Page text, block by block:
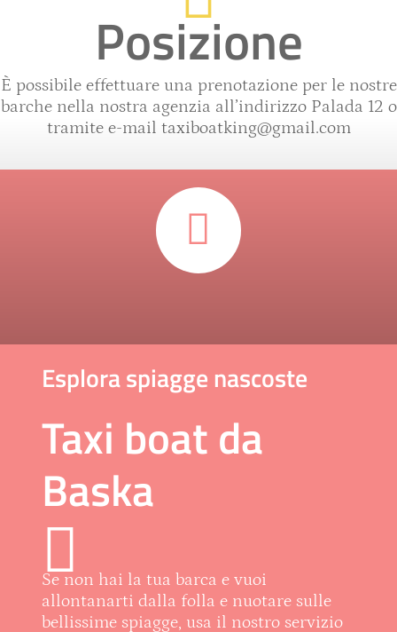
Posizione
È possibile effettuare una prenotazione per le nostre
barche nella nostra agenzia all’indirizzo Palada 12 o
tramite e-mail taxiboatking@gmail.com
Esplora spiagge nascoste
Taxi boat da
Baska
Se non hai la tua barca e vuoi
allontanarti dalla folla e nuotare sulle
bellissime spiagge, usa il nostro servizio